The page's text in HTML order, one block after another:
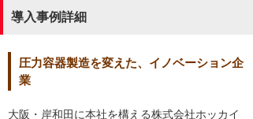
導入事例詳細
圧力容器製造を変えた、イノベーション企
業
大阪・岸和田に本社を構える株式会社ホッカイ